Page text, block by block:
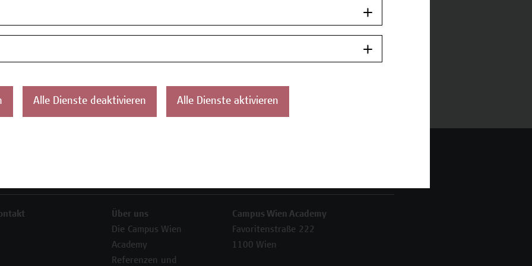
Verfügung.
Über uns
Die Campus Wien
Academy
Referenzen und
Campus Wien Academy
Favoritenstraße 222
1100 Wien
Alle Dienste deaktivieren Alle Dienste aktivieren